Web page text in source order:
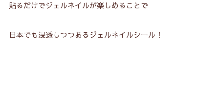
貼るだけでジェルネイルが楽しめることで
日本でも浸透しつつあるジェルネイルシール！